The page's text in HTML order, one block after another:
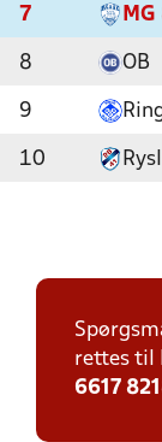
7 MG
8 OB
9
10
rettes til
6617